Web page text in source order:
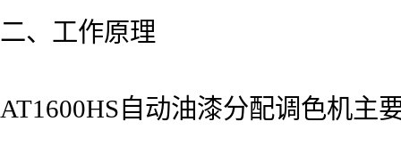
二、工作原理
AT1600HS自动油漆分配调色机主